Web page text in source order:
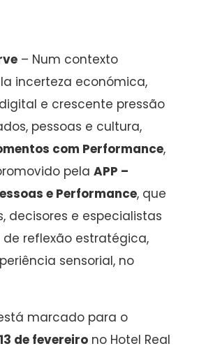
– Num contexto
incerteza económica,
e crescente pressão
pessoas e cultura,
com Performance,
pela APP –
e Performance, que
decisores e especialistas
reflexão estratégica,
sensorial, no
marcado para o
13 de fevereirono Hotel Real